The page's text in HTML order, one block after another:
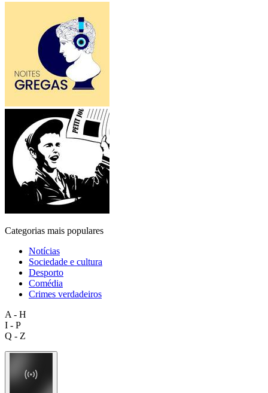
Categorias mais populares
Notícias
Sociedade e cultura
Desporto
Comédia
Crimes verdadeiros
A - H
I - P
Q - Z